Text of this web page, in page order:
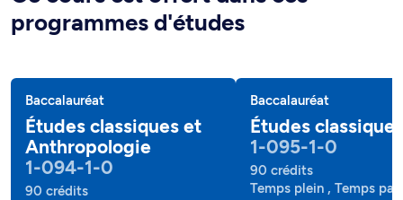
programmes d'études
Baccalauréat
Études classiques et
Anthropologie
1-094-1-0
90 crédits
Baccalauréat
Études classiques
1-095-1-0
90 crédits
Temps plein , Temps